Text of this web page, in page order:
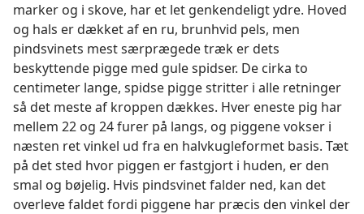
marker og i skove, har et let genkendeligt ydre. Hoved
og hals er dækket af en ru, brunhvid pels, men
pindsvinets mest særprægede træk er dets
beskyttende pigge med gule spidser. De cirka to
centimeter lange, spidse pigge stritter i alle retninger
så det meste af kroppen dækkes. Hver eneste pig har
mellem 22 og 24 furer på langs, og piggene vokser i
næsten ret vinkel ud fra en halvkugleformet basis. Tæt
på det sted hvor piggen er fastgjort i huden, er den
smal og bøjelig. Hvis pindsvinet falder ned, kan det
overleve faldet fordi piggene har præcis den vinkel der